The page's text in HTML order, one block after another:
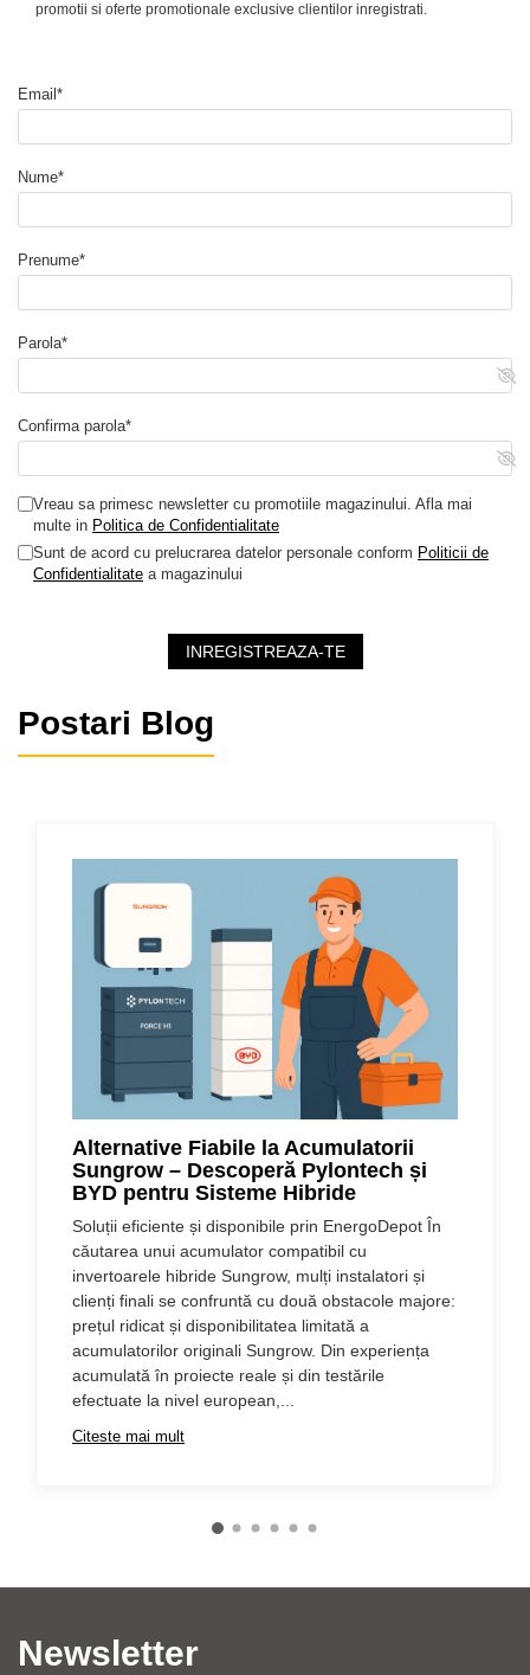
promotii si oferte promotionale exclusive clientilor inregistrati.
Email*
Nume*
Prenume*
Parola*
Confirma parola*
Vreau sa primesc newsletter cu promotiile magazinului. Afla mai
multe in Politica de Confidentialitate
Sunt de acord cu prelucrarea datelor personale conform Politicii de
Confidentialitate a magazinului
INREGISTREAZA-TE
Postari Blog
Alternative Fiabile la Acumulatorii
Sungrow – Descoperă Pylontech și
BYD pentru Sisteme Hibride
Soluții eficiente și disponibile prin EnergoDepot În
căutarea unui acumulator compatibil cu
invertoarele hibride Sungrow, mulți instalatori și
clienți finali se confruntă cu două obstacole majore:
prețul ridicat și disponibilitatea limitată a
acumulatorilor originali Sungrow. Din experiența
acumulată în proiecte reale și din testările
efectuate la nivel european,...
Citeste mai mult
Newsletter